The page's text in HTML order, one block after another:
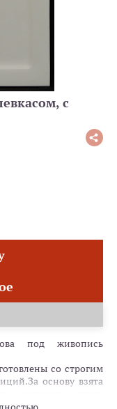
с
под живопись
со строгим
основу взята